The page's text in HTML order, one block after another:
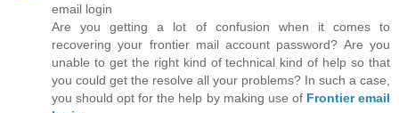
email login
Are you getting a lot of confusion when it comes to
recovering your frontier mail account password? Are you
unable to get the right kind of technical kind of help so that
you could get the resolve all your problems? In such a case,
you should opt for the help by making use of Frontier email